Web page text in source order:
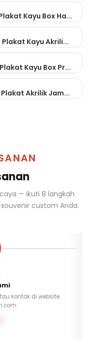
Kayu Box Ha...
Plakat Kayu Akrili...
Plakat Kayu Box Pr...
Plakat Akrilik Jam...
— ikuti 8 langkah
custom Anda.
kontak di website